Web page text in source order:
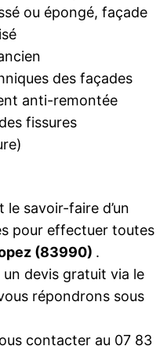
ou épongé, façade
des façades
anti-remontée
fissures
savoir-faire d’un
pour effectuer toutes
(83990) .
devis gratuit via le
répondrons sous
contacter au 07 83